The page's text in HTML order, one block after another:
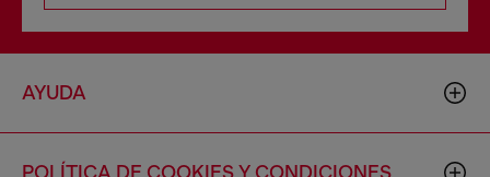
AYUDA
POLÍTICA DE COOKIES Y CONDICIONES